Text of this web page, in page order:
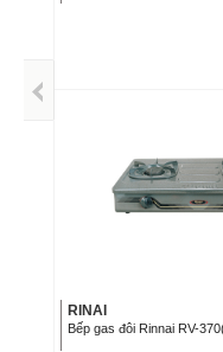
RINAI
Bếp gas đôi Rinnai RV-